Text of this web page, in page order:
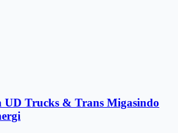
UD Trucks & Trans Migasindo